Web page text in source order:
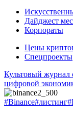
Дайджест
Корпораты
Цены
Спецпроекты
Культовый журнал
цифровой
#Binance#листинг